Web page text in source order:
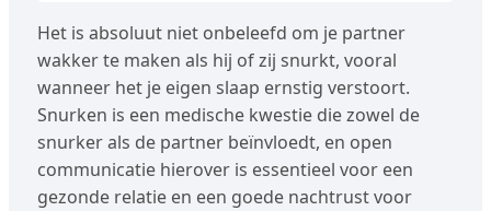
Het is absoluut niet onbeleefd om je partner
wakker te maken als hij of zij snurkt, vooral
wanneer het je eigen slaap ernstig verstoort.
Snurken is een medische kwestie die zowel de
snurker als de partner beïnvloedt, en open
communicatie hierover is essentieel voor een
gezonde relatie en een goede nachtrust voor